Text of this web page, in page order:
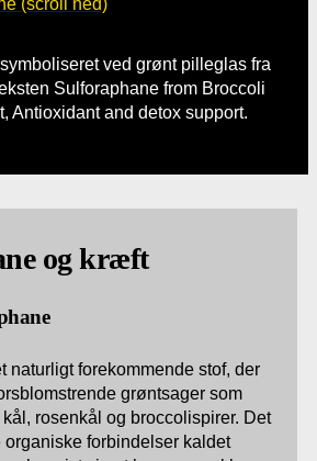
og kræft
naturligt forekommende stof, der
grøntsager som
rosenkål og broccolispirer. Det
forbindelser kaldet